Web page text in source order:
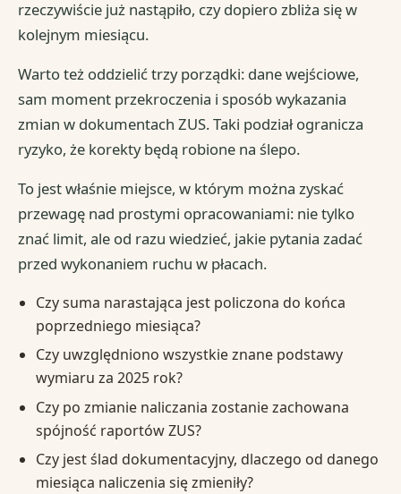
rzeczywiście już nastąpiło, czy dopiero zbliża się w
kolejnym miesiącu.
Warto też oddzielić trzy porządki: dane wejściowe,
sam moment przekroczenia i sposób wykazania
zmian w dokumentach ZUS. Taki podział ogranicza
ryzyko, że korekty będą robione na ślepo.
To jest właśnie miejsce, w którym można zyskać
przewagę nad prostymi opracowaniami: nie tylko
znać limit, ale od razu wiedzieć, jakie pytania zadać
przed wykonaniem ruchu w płacach.
Czy suma narastająca jest policzona do końca
poprzedniego miesiąca?
Czy uwzględniono wszystkie znane podstawy
wymiaru za 2025 rok?
Czy po zmianie naliczania zostanie zachowana
spójność raportów ZUS?
Czy jest ślad dokumentacyjny, dlaczego od danego
miesiąca naliczenia się zmieniły?